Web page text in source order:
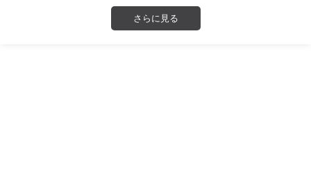
さらに見る